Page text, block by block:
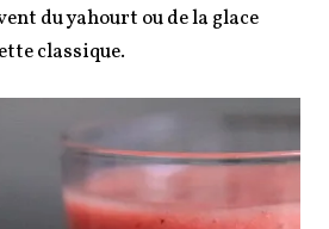
du yahourt ou de la glace
classique.